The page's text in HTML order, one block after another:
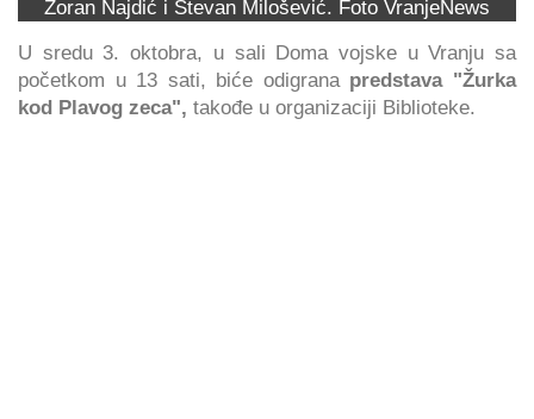
Zoran Najdić i Stevan Milošević. Foto VranjeNews
U sredu 3. oktobra, u sali Doma vojske u Vranju sa
početkom u 13 sati, biće odigrana predstava "Žurka
kod Plavog zeca", takođe u organizaciji Biblioteke.